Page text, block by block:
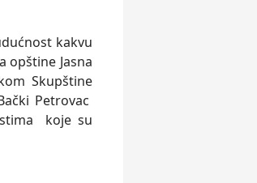
kakvu
Jasna
Skupštine
Petrovac
koje su